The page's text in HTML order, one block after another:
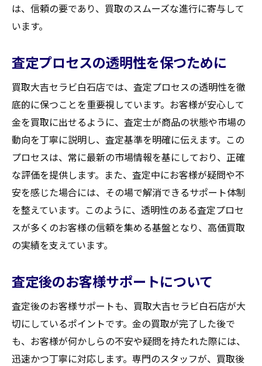
は、信頼の要であり、買取のスムーズな進行に寄与して
います。
査定プロセスの透明性を保つために
買取大吉セラビ白石店では、査定プロセスの透明性を徹
底的に保つことを重要視しています。お客様が安心して
金を買取に出せるように、査定士が商品の状態や市場の
動向を丁寧に説明し、査定基準を明確に伝えます。この
プロセスは、常に最新の市場情報を基にしており、正確
な評価を提供します。また、査定中にお客様が疑問や不
安を感じた場合には、その場で解消できるサポート体制
を整えています。このように、透明性のある査定プロセ
スが多くのお客様の信頼を集める基盤となり、高価買取
の実績を支えています。
査定後のお客様サポートについて
査定後のお客様サポートも、買取大吉セラビ白石店が大
切にしているポイントです。金の買取が完了した後で
も、お客様が何かしらの不安や疑問を持たれた際には、
迅速かつ丁寧に対応します。専門のスタッフが、買取後